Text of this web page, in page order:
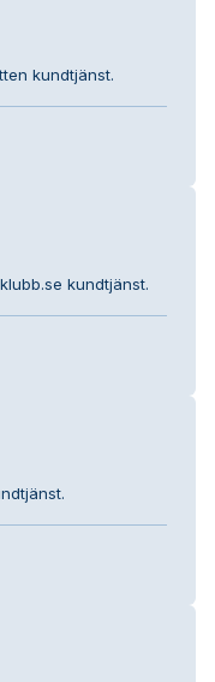
kundtjänst.
kundtjänst.